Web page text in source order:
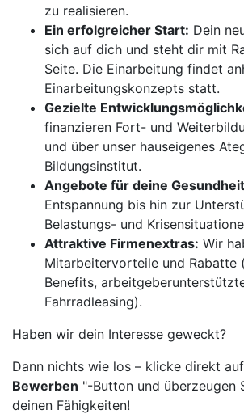
zu realisieren.
Ein erfolgreicher Start: Dein
sich auf dich und steht dir mit
Seite. Die Einarbeitung findet
Einarbeitungskonzepts statt.
Gezielte
finanzieren Fort- und
und über unser hauseigenes
Bildungsinstitut.
Angebote für deine
Entspannung bis hin zur
Belastungs- und
Attraktive Firmenextras: Wir
Mitarbeitervorteile und Rabatte
Benefits,
Fahrradleasing).
Haben wir dein Interesse geweckt?
Dann nichts wie los – klicke direkt
Bewerben "-Button und überzeugen
deinen Fähigkeiten!